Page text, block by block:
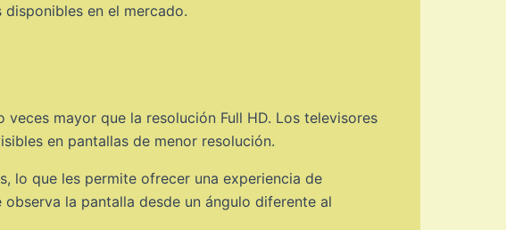
en el mercado.
mayor que la resolución Full HD. Los televisores
en pantallas de menor resolución.
lo que les permite ofrecer una experiencia de
la pantalla desde un ángulo diferente al